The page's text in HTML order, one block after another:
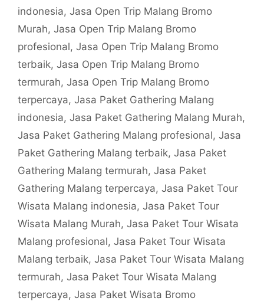
indonesia, Jasa Open Trip Malang Bromo
Murah, Jasa Open Trip Malang Bromo
profesional, Jasa Open Trip Malang Bromo
terbaik, Jasa Open Trip Malang Bromo
termurah, Jasa Open Trip Malang Bromo
terpercaya, Jasa Paket Gathering Malang
indonesia, Jasa Paket Gathering Malang Murah,
Jasa Paket Gathering Malang profesional, Jasa
Paket Gathering Malang terbaik, Jasa Paket
Gathering Malang termurah, Jasa Paket
Gathering Malang terpercaya, Jasa Paket Tour
Wisata Malang indonesia, Jasa Paket Tour
Wisata Malang Murah, Jasa Paket Tour Wisata
Malang profesional, Jasa Paket Tour Wisata
Malang terbaik, Jasa Paket Tour Wisata Malang
termurah, Jasa Paket Tour Wisata Malang
terpercaya, Jasa Paket Wisata Bromo